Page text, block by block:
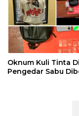
Oknum Kuli Tinta
Pengedar Sabu